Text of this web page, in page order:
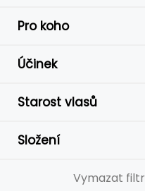
Pro koho
Účinek
Starost vlasů
Složení
Vymazat filtr